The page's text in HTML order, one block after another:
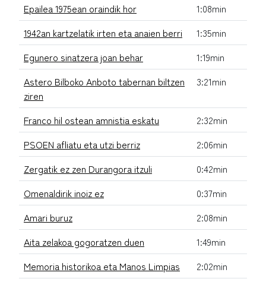
Epailea 1975ean oraindik hor
1:08min
1942an kartzelatik irten eta anaien berri
1:35min
Egunero sinatzera joan behar
1:19min
Astero Bilboko Anboto tabernan biltzen
ziren
3:21min
Franco hil ostean amnistia eskatu
2:32min
PSOEN afliatu eta utzi berriz
2:06min
Zergatik ez zen Durangora itzuli
0:42min
Omenaldirik inoiz ez
0:37min
Amari buruz
2:08min
Aita zelakoa gogoratzen duen
1:49min
Memoria historikoa eta Manos Limpias
2:02min